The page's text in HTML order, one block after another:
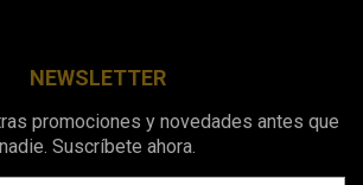
NEWSLETTER
promociones y novedades antes que
nadie. Suscríbete ahora.